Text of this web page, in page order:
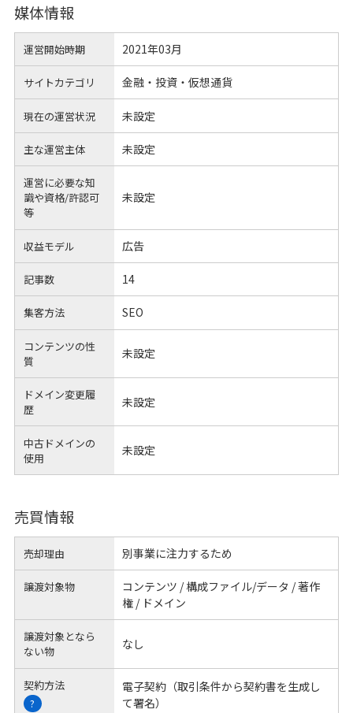
媒体情報
運営開始時期 2021年03月
サイトカテゴリ 金融・投資・仮想通貨
現在の運営状況 未設定
主な運営主体 未設定
運営に必要な知
識や資格/許認可
等
未設定
収益モデル 広告
記事数 14
集客方法 SEO
コンテンツの性
質
未設定
ドメイン変更履
歴
未設定
中古ドメインの
使用
未設定
売買情報
売却理由 別事業に注力するため
譲渡対象物
コンテンツ / 構成ファイル/データ / 著作
権 / ドメイン
譲渡対象となら
ない物
なし
契約方法
?
電子契約（取引条件から契約書を生成し
て署名）